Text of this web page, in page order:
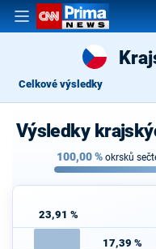
Celkové výsledky
Výsledky
100,00% okrsků
23,91 %
17,39 %